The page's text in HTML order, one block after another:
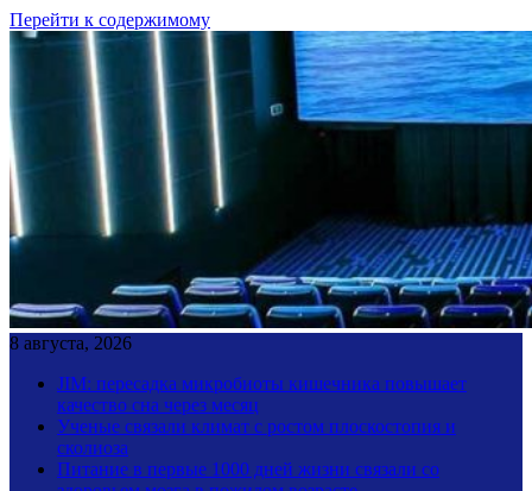
Перейти к содержимому
8 августа, 2026
JIM: пересадка микробиоты кишечника повышает
качество сна через месяц
Ученые связали климат с ростом плоскостопия и
сколиоза
Питание в первые 1000 дней жизни связали со